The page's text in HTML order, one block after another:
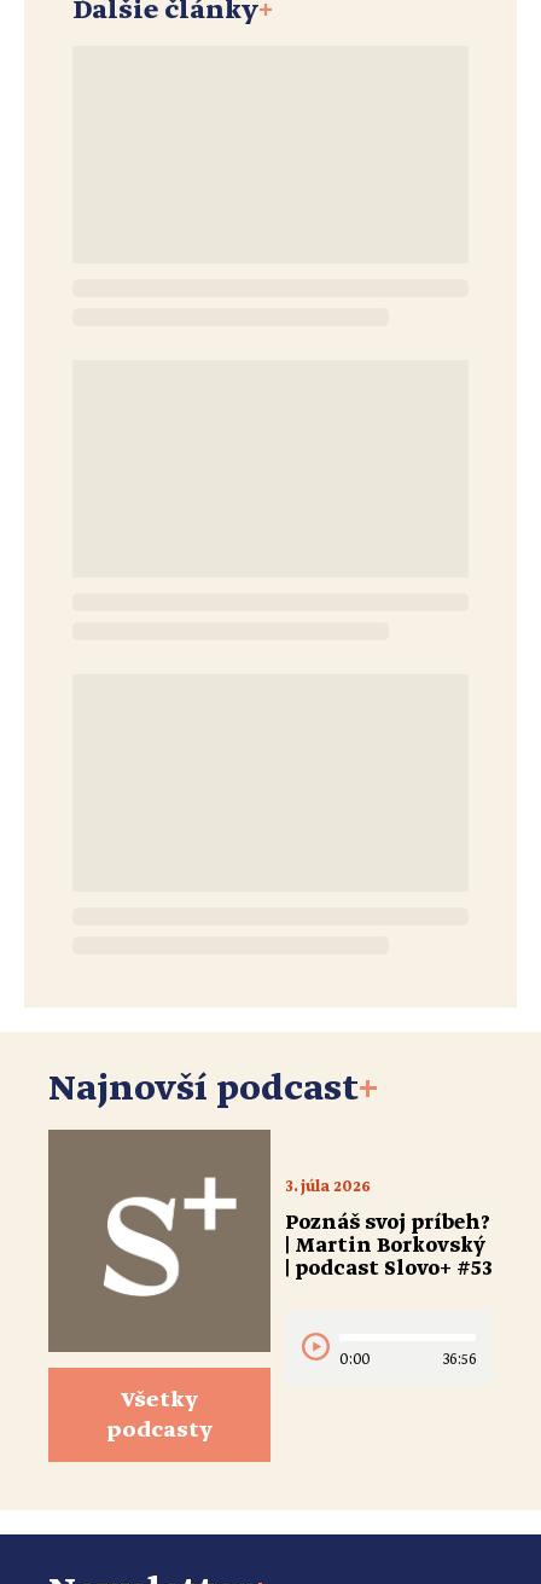
Ďalšie články+
Najnovší podcast+
Všetky
podcasty
3. júla 2026
Poznáš svoj príbeh?
| Martin Borkovský
| podcast Slovo+ #53
0:00 36:56